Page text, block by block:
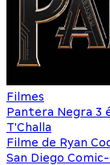
Filmes
Pantera Negra 3
T'Challa
Filme de Ryan
San Diego